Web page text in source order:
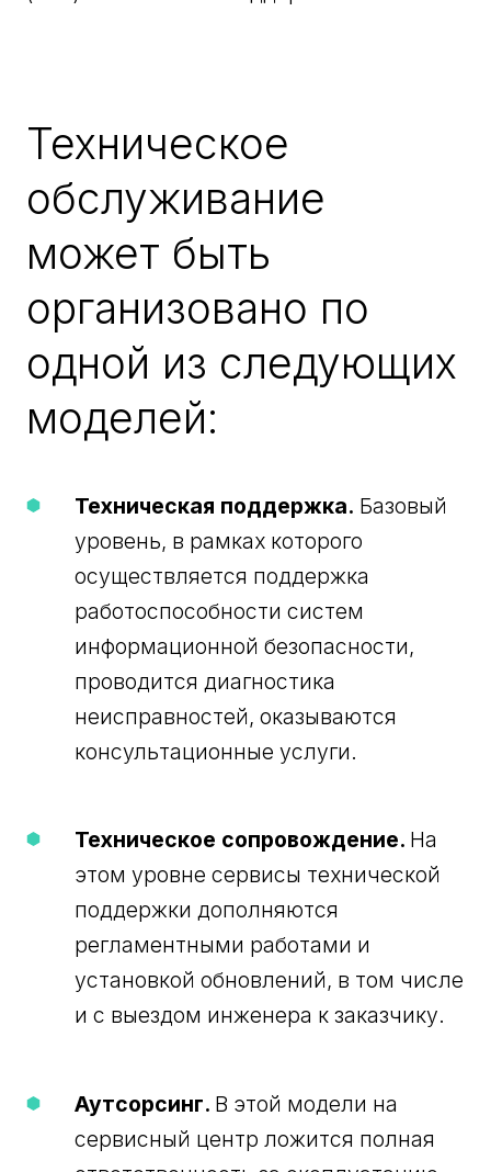
Техническое
обслуживание
может быть
организовано по
одной из следующих
моделей:
Техническая поддержка. Базовый
уровень, в рамках которого
осуществляется поддержка
работоспособности систем
информационной безопасности,
проводится диагностика
неисправностей, оказываются
консультационные услуги.
Техническое сопровождение. На
этом уровне сервисы технической
поддержки дополняются
регламентными работами и
установкой обновлений, в том числе
и с выездом инженера к заказчику.
Аутсорсинг. В этой модели на
сервисный центр ложится полная